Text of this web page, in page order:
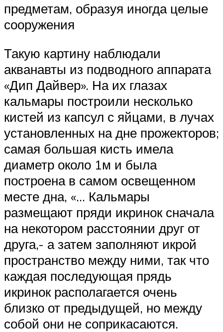
предметам, образуя иногда целые
сооружения
Такую картину наблюдали
акванавты из подводного аппарата
«Дип Дайвер». На их глазах
кальмары построили несколько
кистей из капсул с яйцами, в лучах
установленных на дне прожекторов;
самая большая кисть имела
диаметр около 1м и была
построена в самом освещенном
месте дна, «… Кальмары
размещают пряди икринок сначала
на некотором расстоянии друг от
друга,- а затем заполняют икрой
пространство между ними, так что
каждая последующая прядь
икринок располагается очень
близко от предыдущей, но между
собой они не соприкасаются.